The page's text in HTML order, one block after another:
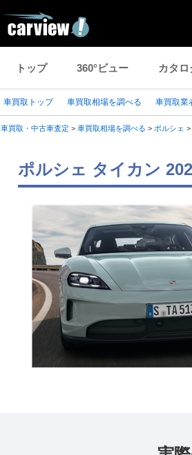
トップ 360°ビュー カタロ
車買取トップ 車買取相場を調べる 車買取業
車買取・中古車査定 > 車買取相場を調べる > ポルシェ >
ポルシェ タイカン